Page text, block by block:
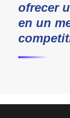
ofrecer
en un